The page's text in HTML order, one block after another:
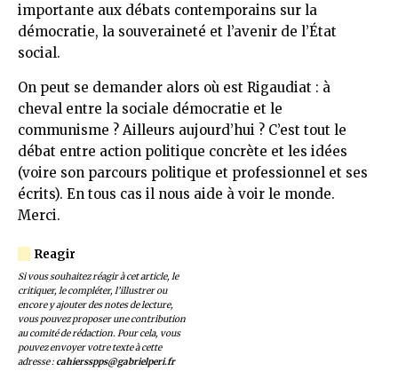
importante aux débats contemporains sur la
démocratie, la souveraineté et l’avenir de l’État
social.
On peut se demander alors où est Rigaudiat : à
cheval entre la sociale démocratie et le
communisme ? Ailleurs aujourd’hui ? C’est tout le
débat entre action politique concrète et les idées
(voire son parcours politique et professionnel et ses
écrits). En tous cas il nous aide à voir le monde.
Merci.
Si vous souhaitez réagir à cet article, le
critiquer, le compléter, l’illustrer ou
encore y ajouter des notes de lecture,
vous pouvez proposer une contribution
au comité de rédaction. Pour cela, vous
pouvez envoyer votre texte à cette
adresse :cahiersspps@gabrielperi.fr